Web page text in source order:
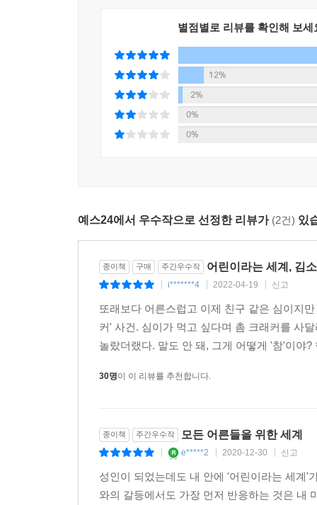
않듯이, 비양육자라고 해서 어린이에 대해 무지
만나기 때문에, 어린이가 사회 구성원으로서 누
있다. 가족의 사랑 이외에 ‘남의 집 어른’의 정중
나는 ‘남의 집 애’라는 말이 좋았다. 그러면 나는 ‘
좋아하고 샘내고 안심하고 걱정하면서 ‘남의
어린이의 초콜릿을 지퍼백에 넣어 주고, 어머
어린이를 내쫓거나, 어린이를 일부러 울리고는
어른에게도 좋은 세상이라는 뜻이다. 양육자가
존중하는 태도를 익혀야 하는 이유가 바로 여기
어린이에 대해 생각하다 보면 장애인, 성소수자
자라서 어른이 되기 때문에 소수자라기보다는
늘 새로운 어린이가 온다. 달리 표현하면 세상
별점별로 리뷰를 확인해 보세
12%
2%
0%
0%
예스24에서 우수작으로 선정한 리뷰가 (2건) 있
종이책 구매 주간우수작 어린이라는 세계, 김
i*******4 2022-04-19 신고
또래보다 어른스럽고 이제 친구 같은 심이지
커' 사건. 심이가 먹고 싶다며 촘 크래커를 사
놀랐더랬다. 말도 안 돼, 그게 어떻게 '참'이야
30명이 이 리뷰를 추천합니다.
종이책 주간우수작 모든 어른들을 위한 세계
e*****2 2020-12-30 신고
성인이 되었는데도 내 안에 '어린이라는 세계'
와의 갈등에서도 가장 먼저 반응하는 것은 내